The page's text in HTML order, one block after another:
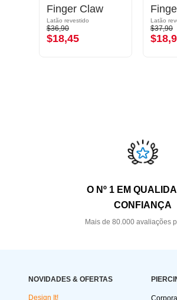
Finger Claw
Latão revestido
$36,90
$18,45
Latão
$37,90
O Nº 1 EM
CONFIANÇA
Mais de 80.000 avaliações
NOVIDADES & OFERTAS
Design It! Corporal